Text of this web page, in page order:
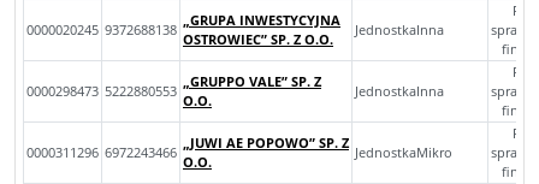
0000020245 9372688138
„GRUPA INWESTYCYJNA
OSTROWIEC” SP. Z O.O.
JednostkaInna
0000298473 5222880553
„GRUPPO VALE” SP. Z
O.O.
JednostkaInna
0000311296 6972243466
„JUWI AE POPOWO” SP. Z
O.O.
JednostkaMikro